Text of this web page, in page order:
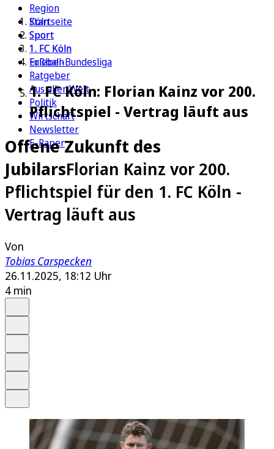
Region
Köln
Sport
1. FC Köln
Erleben
Ratgeber
Aus aller Welt
Politik
Wirtschaft
Newsletter
E-Paper
Startseite
Sport
1. FC Köln
Fußball-Bundesliga
1. FC Köln: Florian Kainz vor 200.
Pflichtspiel - Vertrag läuft aus
Offene Zukunft des
JubilarsFlorian Kainz vor 200.
Pflichtspiel für den 1. FC Köln -
Vertrag läuft aus
Von
Tobias Carspecken
26.11.2025, 18:12 Uhr
4 min